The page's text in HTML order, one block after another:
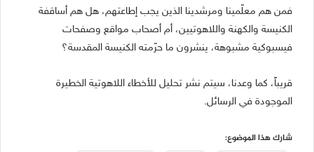
فمن هم معلّمينا ومرشدينا الذين يجب إطاعتهم، هل هم أساقفة
الكنيسة والكهنة واللاهوتيين، أم أصحاب مواقع وصفحات
فيسبوكية مشبوهة، ينشرون ما حرّمته الكنيسة المقدسة؟
قريباً، كما وعدنا، سيتم نشر تحليل للأخطاء اللاهوتية الخطيرة
الموجودة في الرسائل.
شارك هذا الموضوع: